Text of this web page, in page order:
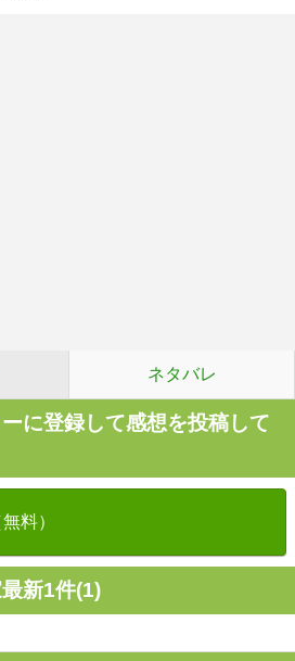
ネタバレ
に登録して感想を投稿して
料）
新1件(1)